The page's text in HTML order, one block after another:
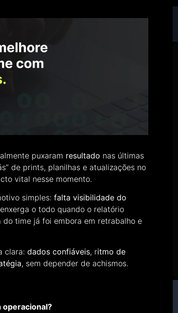
puxaram resultado nas últimas
de prints, planilhas e atualizações no
vital nesse momento.
simples:falta visibilidade do
o todo quando o relatório
time já foi embora em retrabalho e
clara:dados confiáveis, ritmo de
, sem depender de achismos.
operacional?